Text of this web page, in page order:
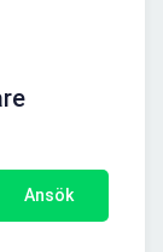
Ansök